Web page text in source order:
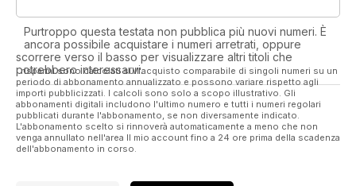
Purtroppo questa testata non pubblica più nuovi numeri. È
ancora possibile acquistare i numeri arretrati, oppure
scorrere verso il basso per visualizzare altri titoli che
potrebbero interessarvi.
I risparmi sono calcolati sull'acquisto comparabile di singoli numeri su un
periodo di abbonamento annualizzato e possono variare rispetto agli
importi pubblicizzati. I calcoli sono solo a scopo illustrativo. Gli
abbonamenti digitali includono l'ultimo numero e tutti i numeri regolari
pubblicati durante l'abbonamento, se non diversamente indicato.
L'abbonamento scelto si rinnoverà automaticamente a meno che non
venga annullato nell'area Il mio account fino a 24 ore prima della scadenza
dell'abbonamento in corso.